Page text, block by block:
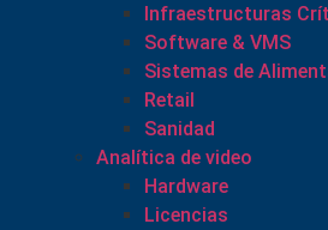
Infraestructuras
Software & VMS
Sistemas de
Retail
Sanidad
Analítica de video
Hardware
Licencias